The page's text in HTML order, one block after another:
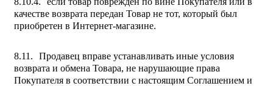
качестве возврата передан Товар не тот, который был
приобретен в Интернет-магазине.
Продавец вправе устанавливать иные условия
возврата и обмена Товара, не нарушающие права
Покупателя в соответствии с настоящим Соглашением и